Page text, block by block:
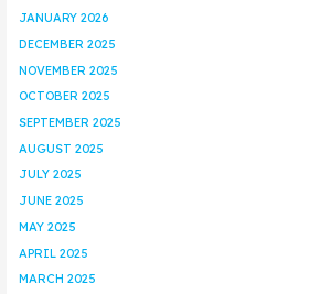
JANUARY 2026
DECEMBER 2025
NOVEMBER 2025
OCTOBER 2025
SEPTEMBER 2025
AUGUST 2025
JULY 2025
JUNE 2025
MAY 2025
APRIL 2025
MARCH 2025